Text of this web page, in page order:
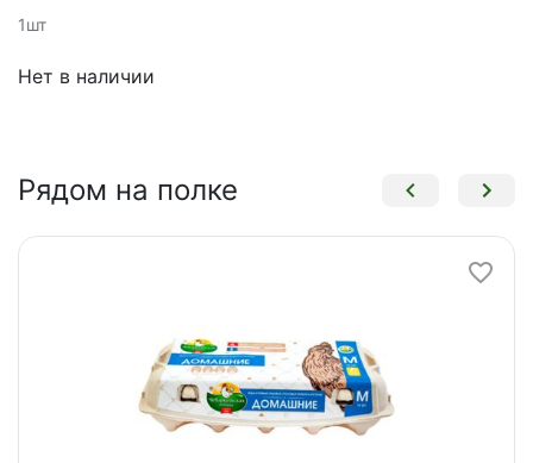
1шт
Нет в наличии
Рядом на полке